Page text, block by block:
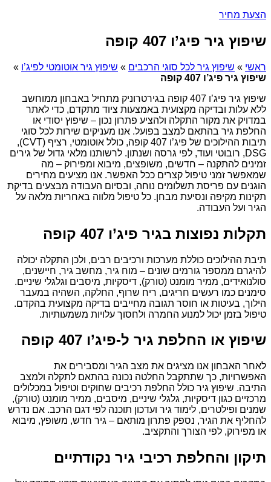
הצעת מחיר
שיפוץ גיר פיג’ו 407 קופה
ראשי » שיפוץ גיר לכל סוגי הרכבים » שיפוץ גיר אוטומטי לפיג’ו »
שיפוץ גיר פיג’ו 407 קופה
שיפוץ גיר פיג’ו 407 קופה בגירטרוניק מתחיל באבחון ממוחשב
ללא עלות ובדיקה מקצועית באמצעות ציוד מתקדם, כדי לאתר
במדויק את מקור התקלה ולהציע פתרון נכון – שיפוץ יסודי או
החלפת גיר בהתאם למצב בפועל. אנו מעניקים שירות לכל סוגי
תיבות ההילוכים של פיג’ו 407 קופה, כולל אוטומטי, רציף (CVT),
DSG, רובוטי ועוד, לפי גרסה ושנתון. לרשותנו מלאי גדול של גירים
זמינים להתקנה – חדשים, משופצים, מיבוא ומפירוק – מה
שמאפשר זמני טיפול קצרים ככל האפשר. אנו מציעים מחירים
הוגנים עם פריסת תשלומים נוחה, ובסיום העבודה מבצעים בדיקת
תקינות מקיפה ונסיעת מבחן. כל טיפול מלווה באחריות מלאה על
הגיר ועל העבודה.
תקלות נפוצות בגיר פיג’ו 407 קופה
תיבת ההילוכים כוללת מערכות ורכיבים רבים, ולכן התקלה יכולה
להיגרם ממספר גורמים שונים – מוח גיר, מחשב גיר, חיישנים,
סולנואידים, ממיר מומנט (טורק), דיסקיות, מיסבים וגלגלי שיניים.
סימנים כמו רעשים חריגים, ריח שרוף, החלקה, השהיה במעבר
הילוך, בעיטות או חוסר תגובה מחייבים בדיקה מקצועית בהקדם.
טיפול בזמן יכול למנוע החמרה ולחסוך עלויות משמעותיות.
שיפוץ או החלפת גיר ל-פיג’ו 407 קופה
לאחר האבחון אנו מציגים את מצב הגיר ומסבירים את
האפשרויות, כך שתתקבל החלטה נכונה בהתאם לתקלה ולמצב
התיבה. שיפוץ גיר כולל החלפת רכיבים שחוקים וטיפול במכלולים
מרכזיים כגון דיסקיות, גלגלי שיניים, מיסבים, ממיר מומנט (טורק),
שמנים ופילטרים, לימוד גיר ועדכון תוכנה לפי דגם הרכב. אם נדרש
להחליף את הגיר, נספק פתרון מותאם – גיר חדש, משופץ, מיבוא
או מפירוק, לפי הצורך והתקציב.
תיקון והחלפת רכיבי גיר נקודתיים